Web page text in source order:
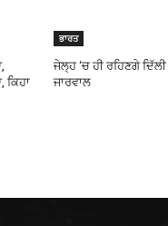
ਕਿਹਾ
ਭਾਰਤ
ਜੇਲ੍ਹ ‘ਚ ਹੀ ਰਹਿਣਗੇ
ਜਾਰਵਾਲ